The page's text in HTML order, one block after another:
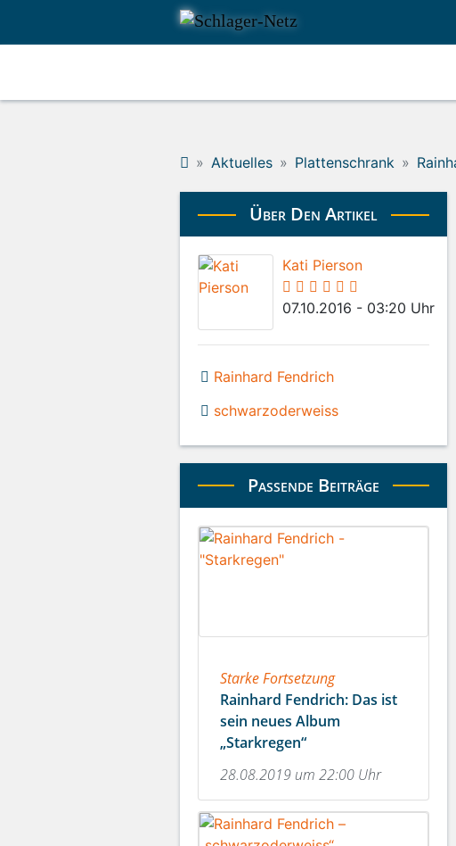
Aktuelles Plattenschrank
Über Den Artikel
Kati Pierson
07.10.2016 - 03:20 Uhr
Rainhard Fendrich
schwarzoderweiss
Passende Beiträge
Starke Fortsetzung
Rainhard Fendrich: Das ist
sein neues Album
„Starkregen“
28.08.2019 um 22:00 Uhr